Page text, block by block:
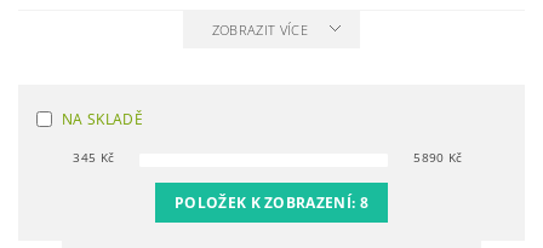
ZOBRAZIT VÍCE
NA SKLADĚ
345 Kč 5890 Kč
POLOŽEK K ZOBRAZENÍ: 8